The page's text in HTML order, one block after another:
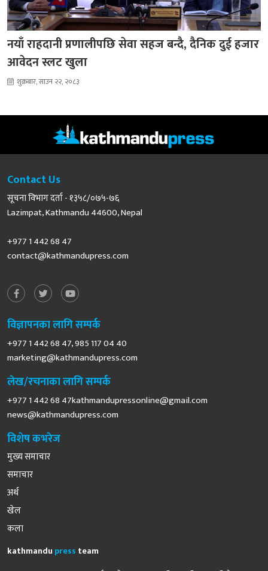
नयाँ राहदानी प्रणालीपछि सेवा सहज बन्दै, दैनिक दुई हजार
आवेदन स्लट खुला
शुक्रबार, साउन २२, २०८३
Contact Us
सूचना विभाग दर्ता - १३५८/०७५-७६
Lazimpat, Kathmandu 44600, Nepal
+977 1 442 68 47
contact@kathmandupress.com
विज्ञापनका लागि सम्पर्क
+977 1 442 68 47, 985 117 04 40
marketing@kathmandupress.com
लेख/रचनाका लागि सम्पर्क
+977 1 442 68 47kathmandupressonline@gmail.com
news@kathmandupress.com
विशेष कभरेज
मुख्य समाचार
समाचार
अर्थ
खेल
कला
kathmandu press team